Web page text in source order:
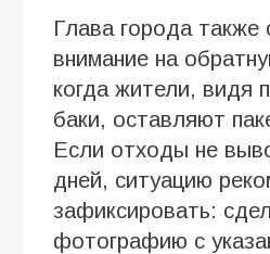
Глава города также
внимание на
когда жители, видя
баки, оставляют
Если отходы не
дней, ситуацию
зафиксировать:
фотографию с